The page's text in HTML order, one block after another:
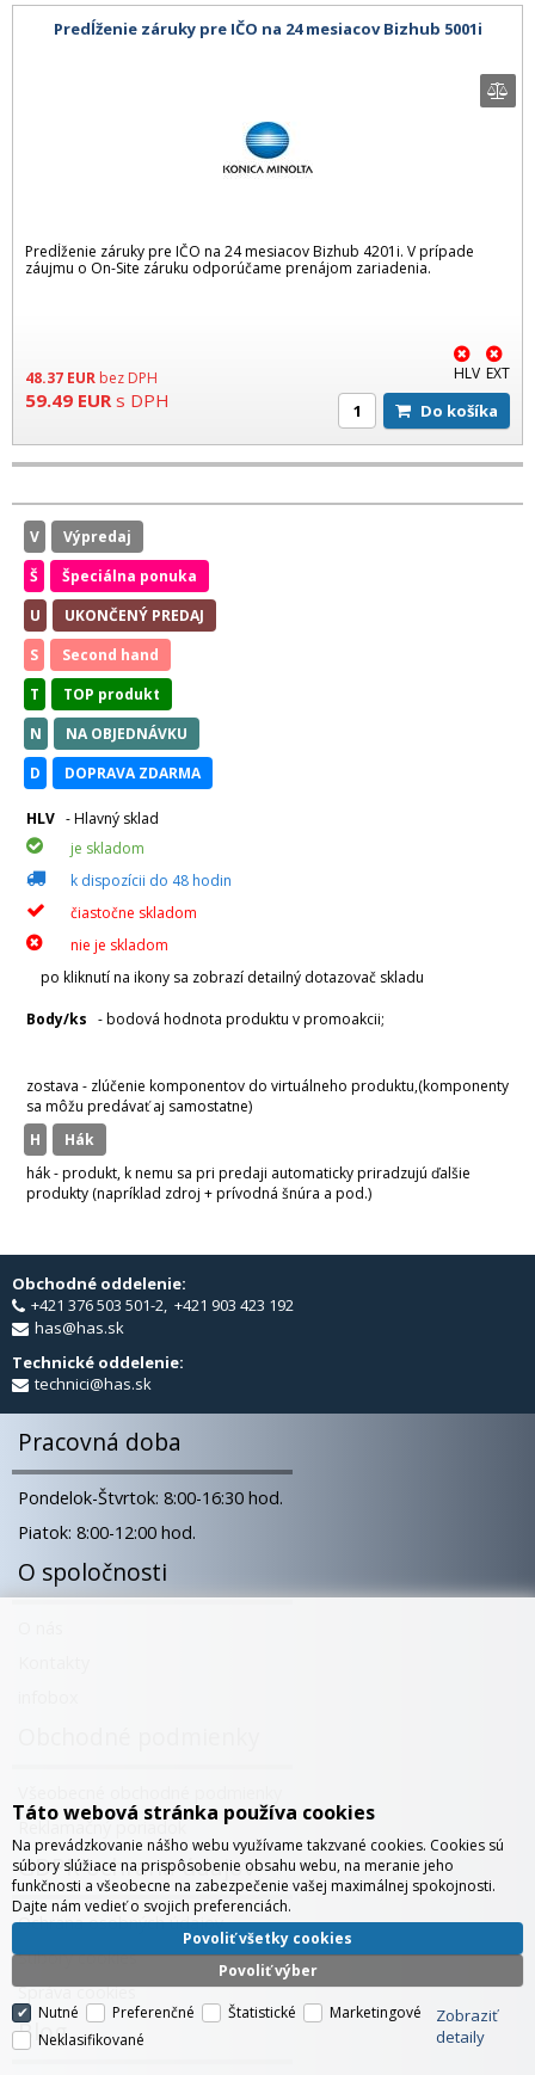
Predĺženie záruky pre IČO na 24 mesiacov Bizhub 5001i
Predĺženie záruky pre IČO na 24 mesiacov Bizhub 4201i. V prípade
záujmu o On-Site záruku odporúčame prenájom zariadenia.
48.37 EUR bez DPH
59.49 EUR s DPH
HLV EXT
Do košíka
V
Výpredaj
Š
Špeciálna ponuka
U
UKONČENÝ PREDAJ
S
Second hand
T
TOP produkt
N
NA OBJEDNÁVKU
D
DOPRAVA ZDARMA
HLV - Hlavný sklad
je skladom
k dispozícii do 48 hodin
čiastočne skladom
nie je skladom
po kliknutí na ikony sa zobrazí detailný dotazovač skladu
Body/ks - bodová hodnota produktu v promoakcii;
zostava - zlúčenie komponentov do virtuálneho produktu,(komponenty
sa môžu predávať aj samostatne)
H
hák
hák - produkt, k nemu sa pri predaji automaticky priradzujú ďalšie
produkty (napríklad zdroj + prívodná šnúra a pod.)
Obchodné oddelenie:
+421 376 503 501-2, +421 903 423 192
has@has.sk
Technické oddelenie:
technici@has.sk
Pracovná doba
Pondelok-Štvrtok: 8:00-16:30 hod.
Piatok: 8:00-12:00 hod.
O spoločnosti
GDPR ochrana údajov
Ochrana osobných údajov
Súbory cookies
Správa cookies
Blog
Táto webová stránka používa cookies
Na prevádzkovanie nášho webu využívame takzvané cookies. Cookies sú
súbory slúžiace na prispôsobenie obsahu webu, na meranie jeho
funkčnosti a všeobecne na zabezpečenie vašej maximálnej spokojnosti.
Dajte nám vedieť o svojich preferenciách.
Povoliť výber
Povoliť všetky cookies
Nutné Preferenčné Štatistické
Marketingové
Neklasifikované
Zobraziť
detaily